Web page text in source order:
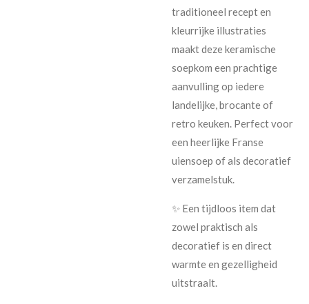
traditioneel recept en
kleurrijke illustraties
maakt deze keramische
soepkom een prachtige
aanvulling op iedere
landelijke, brocante of
retro keuken. Perfect voor
een heerlijke Franse
uiensoep of als decoratief
verzamelstuk.
✨ Een tijdloos item dat
zowel praktisch als
decoratief is en direct
warmte en gezelligheid
uitstraalt.